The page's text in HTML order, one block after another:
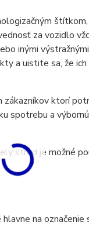
za vozidlo
inými
a uistite sa, že
ktorí
spotrebu a
stred je možné
na označenie